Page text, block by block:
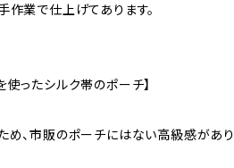
作業で仕上げてあります。
使ったシルク帯のポーチ】
め、市販のポーチにはない高級感があり